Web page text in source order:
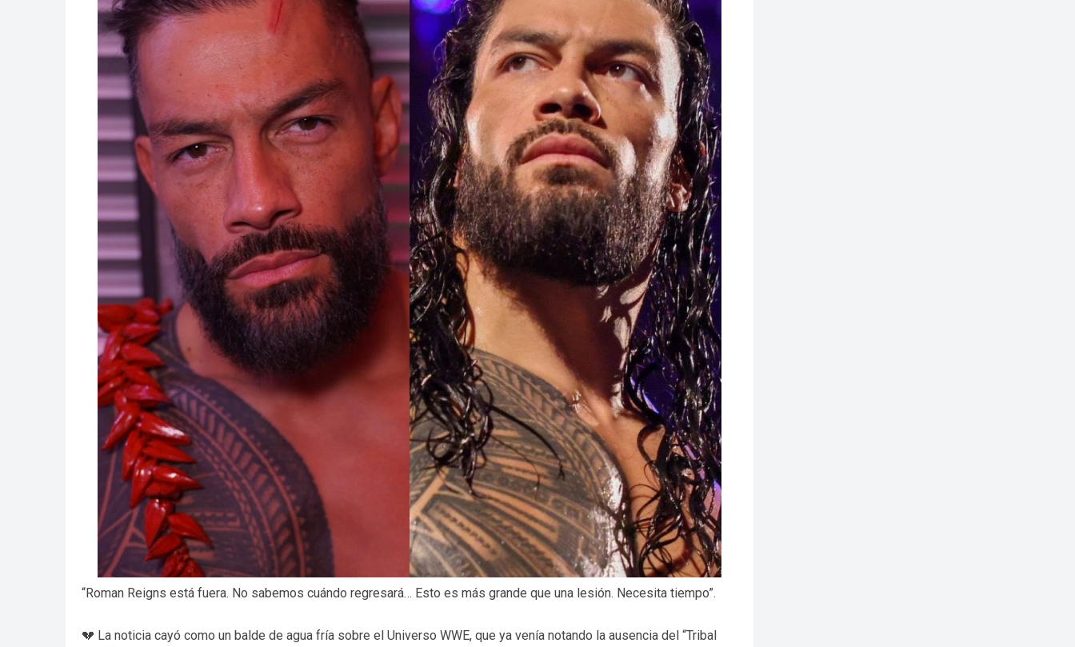
“Roman Reigns está fuera. No sabemos cuándo regresará… Esto es más grande que una lesión. Necesita tiempo”.
💔 La noticia cayó como un balde de agua fría sobre el Universo WWE, que ya venía notando la ausencia del “Tribal